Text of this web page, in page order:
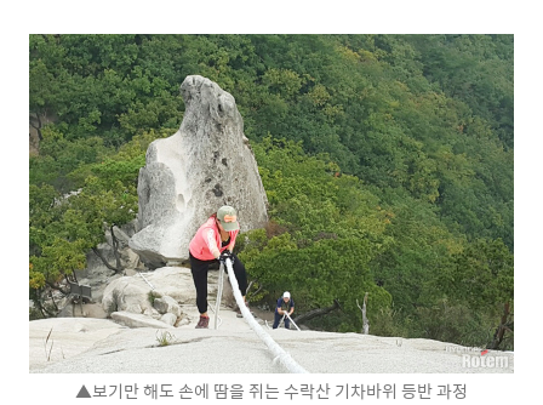
▲보기만 해도 손에 땀을 쥐는 수락산 기차바위 등반 과정